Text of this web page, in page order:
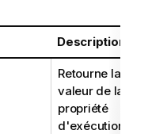
Description
Retourne la
valeur de la
propriété
d'exécution